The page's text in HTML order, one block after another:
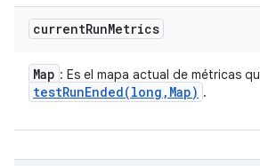
currentRunMetrics
Map : Es el mapa actual de métricas
testRunEnded(long , Map) .